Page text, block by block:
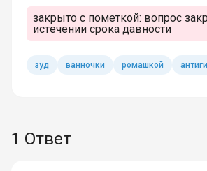
закрыто с пометкой: вопрос
истечении срока давности
зуд ванночки ромашкой
1 Ответ